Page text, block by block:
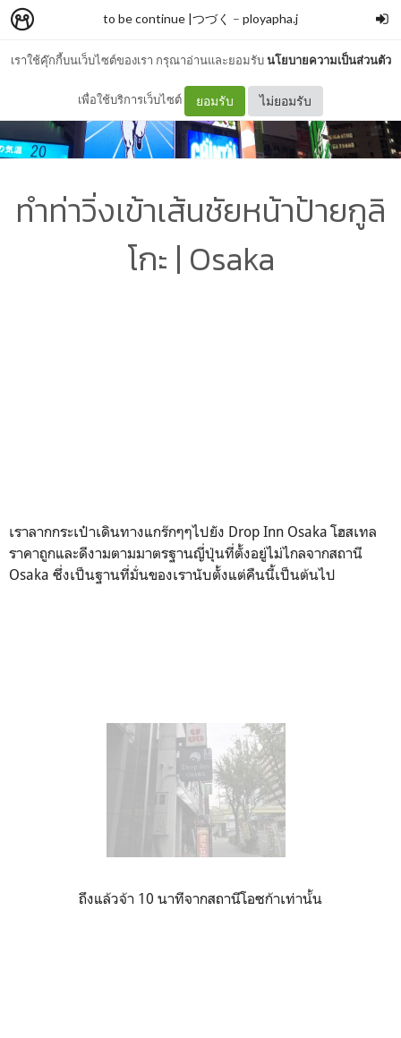
เราใช้คุ๊กกี้บนเว็บไซต์ของเรา กรุณาอ่านและยอมรับนโยบายความเป็นส่วนตัว
เพื่อใช้บริการเว็บไซต์ ยอมรับ ไม่ยอมรับ
to be continue |つづく – ployapha.j
ทำท่าวิ่งเข้าเส้นชัยหน้าป้ายกูลิ
โกะ | Osaka
เราลากกระเป๋าเดินทางแกร๊กๆๆไปยัง Drop Inn Osaka โฮสเทล
ราคาถูกและดีงามตามมาตรฐานญี่ปุ่นที่ตั้งอยู่ไม่ไกลจากสถานี
Osaka ซึ่งเป็นฐานที่มั่นของเรานับตั้งแต่คืนนี้เป็นต้นไป
ถึงแล้วจ้า 10 นาทีจากสถานีโอซก้าเท่าน้้น